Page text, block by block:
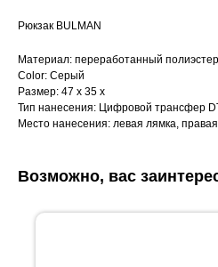
Рюкзак BULMAN
Материал: переработанный
Color: Серый
Размер: 47 x 35 x
Тип нанесения: Цифровой трансфер
Место нанесения: левая лямка,
Возможно, вас